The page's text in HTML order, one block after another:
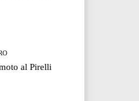
al Pirelli